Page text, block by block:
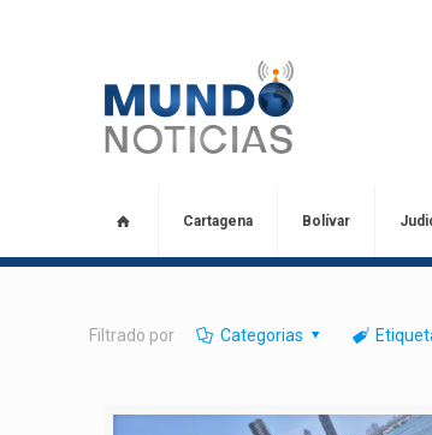
Cartagena Bolívar
Filtrado por Categorias